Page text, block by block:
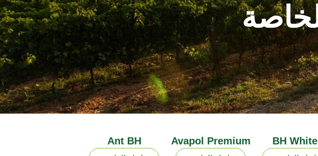
Ant BH Avapol Premium BH